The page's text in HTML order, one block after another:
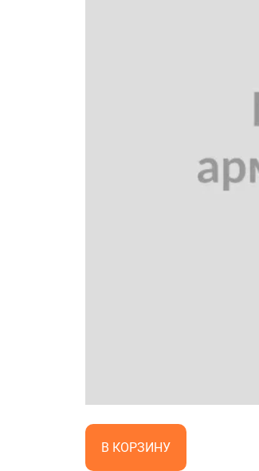
В КОРЗИНУ